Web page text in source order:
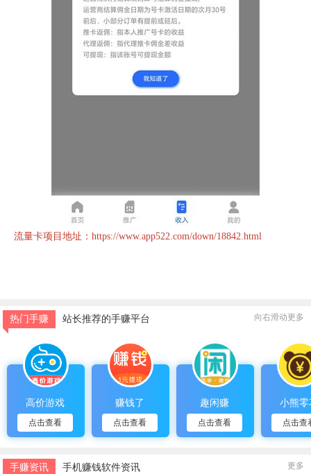
流量卡项目地址： https://www.app522.com/down/18842.html
向右滑动更多
热门手赚 站长推荐的手赚平台
高价游戏
点击查看
赚钱了
点击查看
趣闲赚
点击查看
小熊零
点击查
更多
手赚资讯 手机赚钱软件资讯